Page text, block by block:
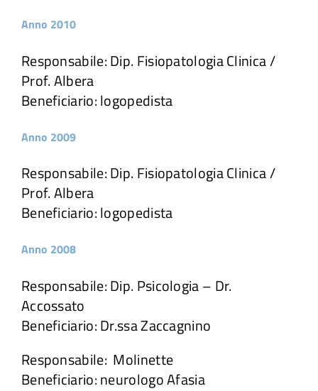
Anno 2010
Responsabile: Dip. Fisiopatologia Clinica /
Prof. Albera
Beneficiario: logopedista
Anno 2009
Responsabile: Dip. Fisiopatologia Clinica /
Prof. Albera
Beneficiario: logopedista
Anno 2008
Responsabile: Dip. Psicologia – Dr.
Accossato
Beneficiario: Dr.ssa Zaccagnino
Responsabile: Molinette
Beneficiario: neurologo Afasia